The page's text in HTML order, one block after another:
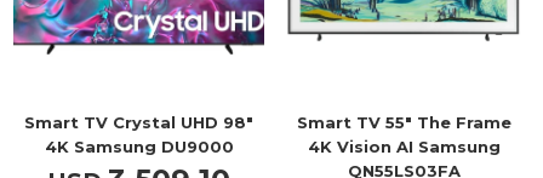
Smart TV Crystal UHD 98"
4K Samsung DU9000
Smart TV 55" The Frame
4K Vision AI Samsung
QN55LS03FA